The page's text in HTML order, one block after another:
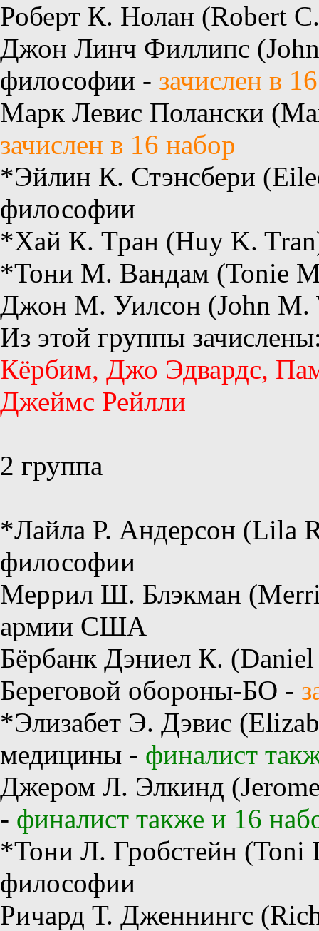
Роберт К. Нолан (Robert
Джон Линч Филлипс
философии - зачислен в
Марк Левис Полански
зачислен в 16 набор
*Эйлин К. Стэнсбери
философии
*Хай К. Тран (Huy K.
*Тони М. Вандам (Tonie
Джон М. Уилсон (John M.
Из этой группы
Кёрбим, Джо Эдвардс,
Джеймс Рейлли
2 группа
*Лайла Р. Андерсон (Lila
философии
Меррил Ш. Блэкман
армии США
Бёрбанк Дэниел К.
Береговой обороны-БО -
*Элизабет Э. Дэвис
медицины - финалист
Джером Л. Элкинд
- финалист также и 16
*Тони Л. Гробстейн (Toni
философии
Ричард Т. Дженнингс